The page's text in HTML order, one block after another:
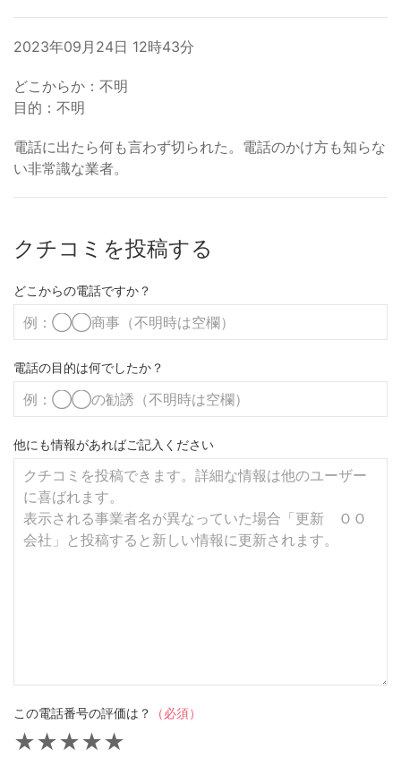
2023年09月24日 12時43分
どこからか：不明
目的：不明
電話に出たら何も言わず切られた。電話のかけ方も知らな
い非常識な業者。
クチコミを投稿する
どこからの電話ですか？
電話の目的は何でしたか？
他にも情報があればご記入ください
この電話番号の評価は？ （必須）
★
★
★
★
★